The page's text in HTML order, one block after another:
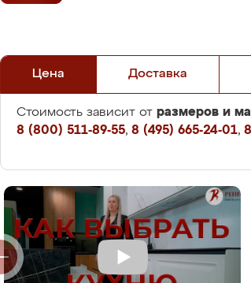
Цена Доставка
Стоимость зависит от размеров и
8 (800) 511-89-55, 8 (495) 665-24-01,